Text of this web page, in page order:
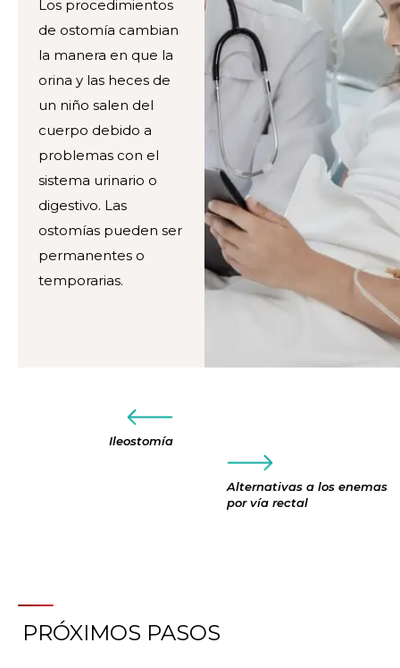
Los procedimientos
de ostomía cambian
la manera en que la
orina y las heces de
un niño salen del
cuerpo debido a
problemas con el
sistema urinario o
digestivo. Las
ostomías pueden ser
permanentes o
temporarias.
Ileostomía
Alternativas a los enemas
por vía rectal
PRÓXIMOS PASOS